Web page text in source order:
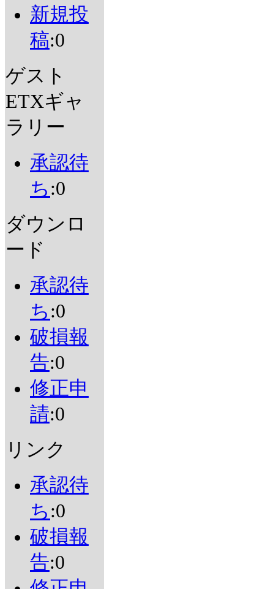
新規投
稿:0
ゲスト
ETXギャ
ラリー
承認待
ち :0
ダウンロ
ード
承認待
ち :0
破損報
告:0
修正申
請:0
リンク
承認待
ち :0
破損報
告:0